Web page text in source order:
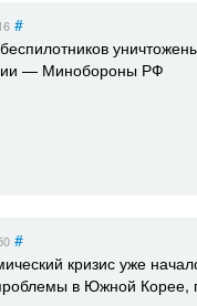
#
— Минобороны РФ
#
кризис уже
в Южной Корее,